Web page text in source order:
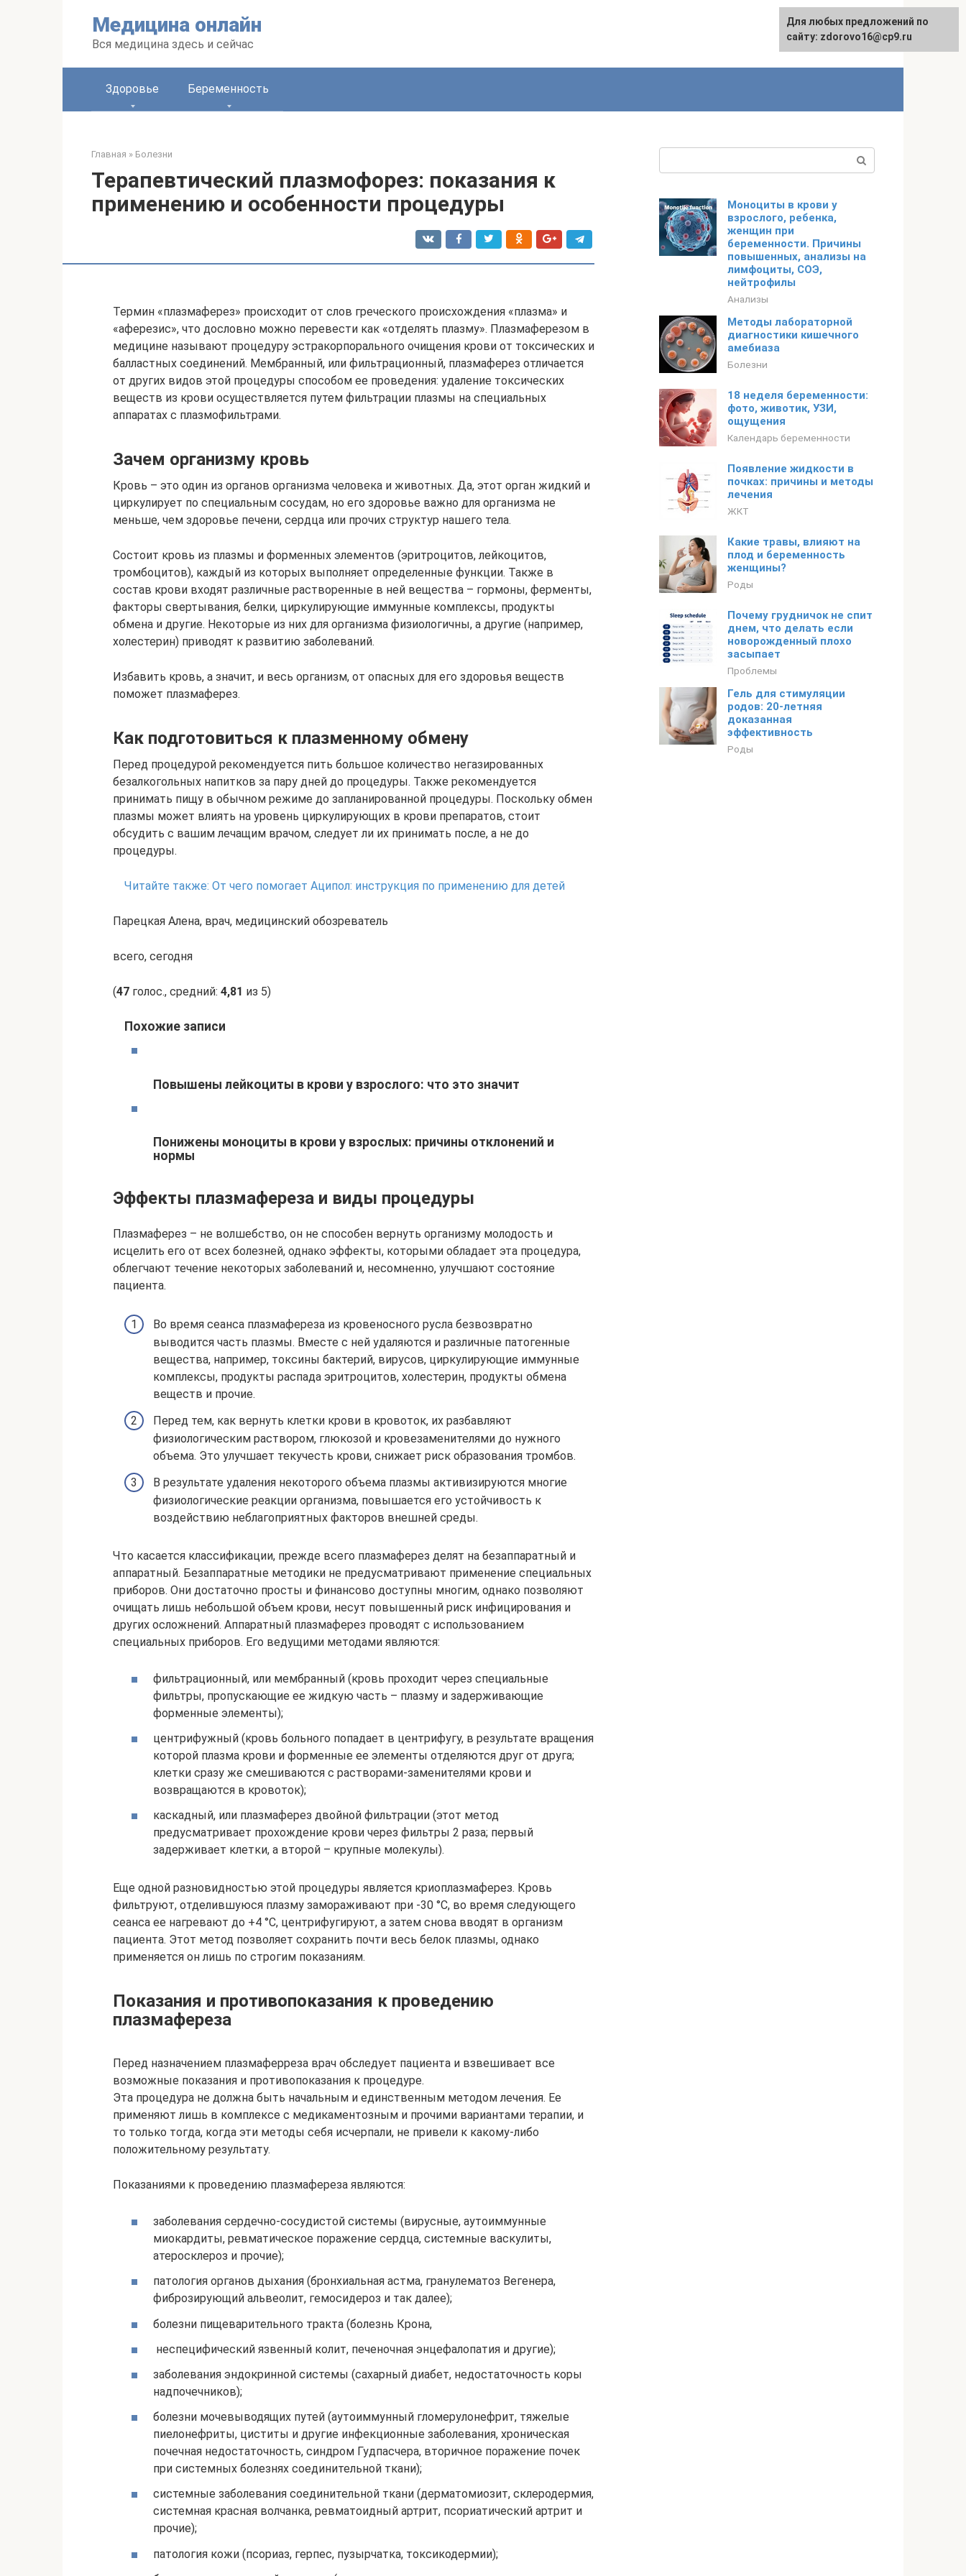
Медицина онлайн
Вся медицина здесь и сейчас
Русский
Здоровье Беременность
Главная » Болезни
Терапевтический плазмофорез: показания к
применению и особенности процедуры
Термин «плазмаферез» происходит от слов греческого происхождения «плазма» и
«аферезис», что дословно можно перевести как «отделять плазму». Плазмаферезом в
медицине называют процедуру эстракорпорального очищения крови от токсических и
балластных соединений. Мембранный, или фильтрационный, плазмаферез отличается
от других видов этой процедуры способом ее проведения: удаление токсических
веществ из крови осуществляется путем фильтрации плазмы на специальных
аппаратах с плазмофильтрами.
Зачем организму кровь
Кровь – это один из органов организма человека и животных. Да, этот орган жидкий и
циркулирует по специальным сосудам, но его здоровье важно для организма не
меньше, чем здоровье печени, сердца или прочих структур нашего тела.
Состоит кровь из плазмы и форменных элементов (эритроцитов, лейкоцитов,
тромбоцитов), каждый из которых выполняет определенные функции. Также в
состав крови входят различные растворенные в ней вещества – гормоны, ферменты,
факторы свертывания, белки, циркулирующие иммунные комплексы, продукты
обмена и другие. Некоторые из них для организма физиологичны, а другие (например,
холестерин) приводят к развитию заболеваний.
Избавить кровь, а значит, и весь организм, от опасных для его здоровья веществ
поможет плазмаферез.
Как подготовиться к плазменному обмену
Перед процедурой рекомендуется пить большое количество негазированных
безалкогольных напитков за пару дней до процедуры. Также рекомендуется
принимать пищу в обычном режиме до запланированной процедуры. Поскольку обмен
плазмы может влиять на уровень циркулирующих в крови препаратов, стоит
обсудить с вашим лечащим врачом, следует ли их принимать после, а не до
процедуры.
Читайте также: От чего помогает Аципол: инструкция по применению для детей
Парецкая Алена, врач, медицинский обозреватель
всего, сегодня
(47 голос., средний: 4,81 из 5)
Похожие записи
Повышены лейкоциты в крови у взрослого: что это значит
Понижены моноциты в крови у взрослых: причины отклонений и
нормы
Эффекты плазмафереза и виды процедуры
Плазмаферез – не волшебство, он не способен вернуть организму молодость и
исцелить его от всех болезней, однако эффекты, которыми обладает эта процедура,
облегчают течение некоторых заболеваний и, несомненно, улучшают состояние
пациента.
Во время сеанса плазмафереза из кровеносного русла безвозвратно
выводится часть плазмы. Вместе с ней удаляются и различные патогенные
вещества, например, токсины бактерий, вирусов, циркулирующие иммунные
комплексы, продукты распада эритроцитов, холестерин, продукты обмена
веществ и прочие.
Перед тем, как вернуть клетки крови в кровоток, их разбавляют
физиологическим раствором, глюкозой и кровезаменителями до нужного
объема. Это улучшает текучесть крови, снижает риск образования тромбов.
В результате удаления некоторого объема плазмы активизируются многие
физиологические реакции организма, повышается его устойчивость к
воздействию неблагоприятных факторов внешней среды.
Что касается классификации, прежде всего плазмаферез делят на безаппаратный и
аппаратный. Безаппаратные методики не предусматривают применение специальных
приборов. Они достаточно просты и финансово доступны многим, однако позволяют
очищать лишь небольшой объем крови, несут повышенный риск инфицирования и
других осложнений. Аппаратный плазмаферез проводят с использованием
специальных приборов. Его ведущими методами являются:
фильтрационный, или мембранный (кровь проходит через специальные
фильтры, пропускающие ее жидкую часть – плазму и задерживающие
форменные элементы);
центрифужный (кровь больного попадает в центрифугу, в результате вращения
которой плазма крови и форменные ее элементы отделяются друг от друга;
клетки сразу же смешиваются с растворами-заменителями крови и
возвращаются в кровоток);
каскадный, или плазмаферез двойной фильтрации (этот метод
предусматривает прохождение крови через фильтры 2 раза; первый
задерживает клетки, а второй – крупные молекулы).
Еще одной разновидностью этой процедуры является криоплазмаферез. Кровь
фильтруют, отделившуюся плазму замораживают при -30 °С, во время следующего
сеанса ее нагревают до +4 °С, центрифугируют, а затем снова вводят в организм
пациента. Этот метод позволяет сохранить почти весь белок плазмы, однако
применяется он лишь по строгим показаниям.
Показания и противопоказания к проведению
плазмафереза
Перед назначением плазмаферреза врач обследует пациента и взвешивает все
возможные показания и противопоказания к процедуре.
Эта процедура не должна быть начальным и единственным методом лечения. Ее
применяют лишь в комплексе с медикаментозным и прочими вариантами терапии, и
то только тогда, когда эти методы себя исчерпали, не привели к какому-либо
положительному результату.
Показаниями к проведению плазмафереза являются:
заболевания сердечно-сосудистой системы (вирусные, аутоиммунные
миокардиты, ревматическое поражение сердца, системные васкулиты,
атеросклероз и прочие);
патология органов дыхания (бронхиальная астма, гранулематоз Вегенера,
фиброзирующий альвеолит, гемосидероз и так далее);
болезни пищеварительного тракта (болезнь Крона,
неспецифический язвенный колит, печеночная энцефалопатия и другие);
заболевания эндокринной системы (сахарный диабет, недостаточность коры
надпочечников);
болезни мочевыводящих путей (аутоиммунный гломерулонефрит, тяжелые
пиелонефриты, циститы и другие инфекционные заболевания, хроническая
почечная недостаточность, синдром Гудпасчера, вторичное поражение почек
при системных болезнях соединительной ткани);
системные заболевания соединительной ткани (дерматомиозит, склеродермия,
системная красная волчанка, ревматоидный артрит, псориатический артрит и
прочие);
патология кожи (псориаз, герпес, пузырчатка, токсикодермии);
Моноциты в крови у
взрослого, ребенка,
женщин при
беременности. Причины
повышенных, анализы на
лимфоциты, СОЭ,
нейтрофилы
Анализы
Методы лабораторной
диагностики кишечного
амебиаза
Болезни
18 неделя беременности:
фото, животик, УЗИ,
ощущения
Календарь беременности
Появление жидкости в
почках: причины и методы
лечения
ЖКТ
Какие травы, влияют на
плод и беременность
женщины?
Роды
Почему грудничок не спит
днем, что делать если
новорожденный плохо
засыпает
Проблемы
Гель для стимуляции
родов: 20-летняя
доказанная
эффективность
Роды
Для любых предложений по
сайту: [email protected]
Для любых предложений по
сайту: zdorovo16@cp9.ru